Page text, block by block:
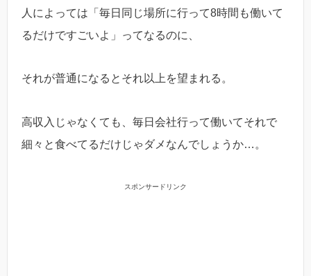
人によっては「毎日同じ場所に行って8時間も働いて
るだけですごいよ」ってなるのに、
それが普通になるとそれ以上を望まれる。
高収入じゃなくても、毎日会社行って働いてそれで
細々と食べてるだけじゃダメなんでしょうか…。
スポンサードリンク